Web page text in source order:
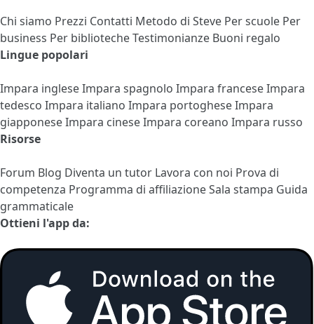
Chi siamo Prezzi Contatti Metodo di Steve Per scuole Per
business Per bibliotecheTestimonianze Buoni regalo
Lingue popolari
Impara ingleseImpara spagnolo Impara franceseImpara
tedesco Impara italiano Impara portogheseImpara
giapponeseImpara cineseImpara coreano Impara russo
Risorse
Forum Blog Diventa un tutor Lavora con noi Prova di
competenza Programma di affiliazioneSala stampa Guida
grammaticale
Ottieni l'app da: